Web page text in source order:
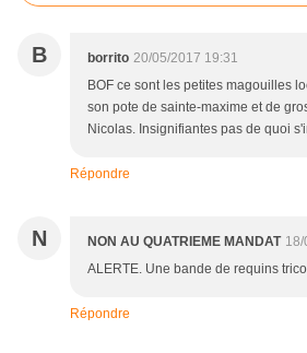
B borrito 20/05/2017 19:31
BOF ce sont les petites magouilles
son pote de sainte-maxime et de
Nicolas. Insignifiantes pas de quoi
Répondre
N NON AU QUATRIEME MANDAT
ALERTE. Une bande de requins
Répondre